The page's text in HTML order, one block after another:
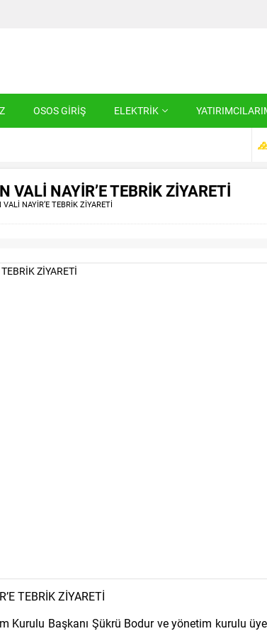
OSOS GİRİŞ ELEKTRİK
TİC.A.Ş
VALİ NAYİR’E TEBRİK ZİYARETİ
NAYİR’E TEBRİK ZİYARETİ
TEBRİK ZİYARETİ
Kurulu Başkanı Şükrü Bodur ve yönetim kurulu